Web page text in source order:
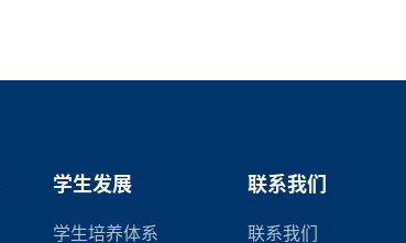
学生发展
学生培养体系
联系我们
联系我们